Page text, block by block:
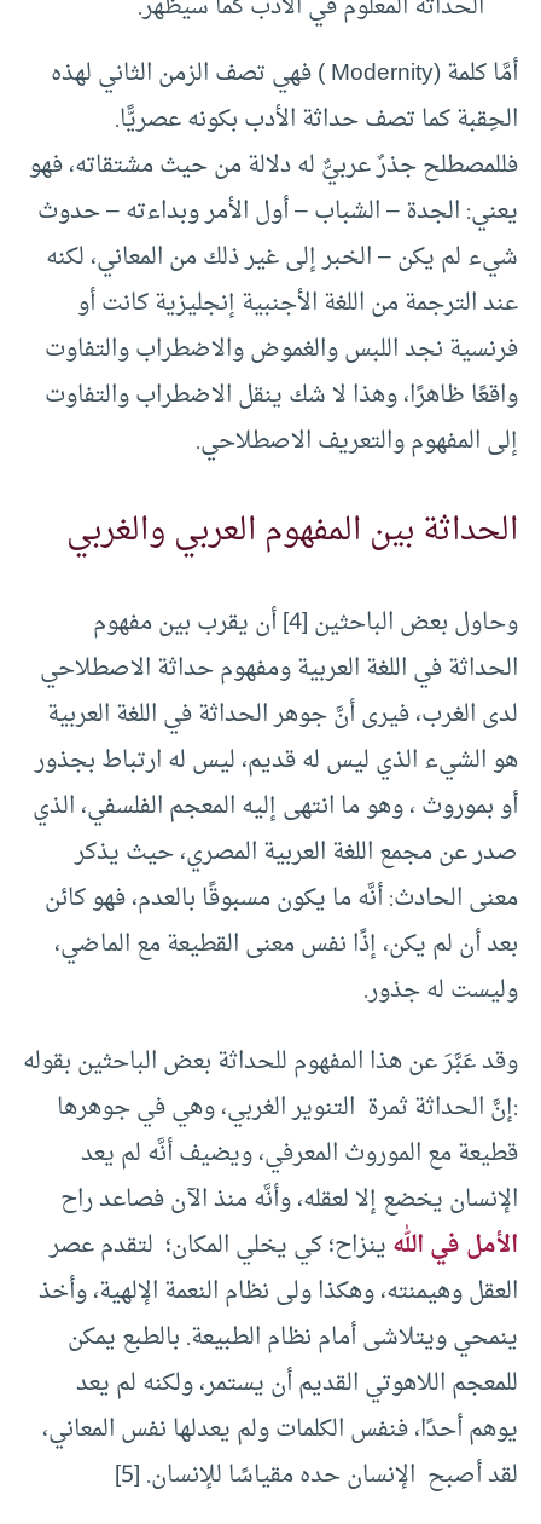
أمَّا كلمة (Modernity ) فهي تصف الزمن الثاني لهذه
الحِقبة كما تصف حداثة الأدب بكونه عصريًّا.
فللمصطلح جذرٌ عربيٌّ له دلالة من حيث مشتقاته، فهو
يعني: الجدة – الشباب – أول الأمر وبداءته – حدوث
شيء لم يكن – الخبر إلى غير ذلك من المعاني، لكنه
عند الترجمة من اللغة الأجنبية إنجليزية كانت أو
فرنسية نجد اللبس والغموض والاضطراب والتفاوت
واقعًا ظاهرًا، وهذا لا شك ينقل الاضطراب والتفاوت
إلى المفهوم والتعريف الاصطلاحي.
الحداثة بين المفهوم العربي والغربي
وحاول بعض الباحثين [4] أن يقرب بين مفهوم
الحداثة في اللغة العربية ومفهوم حداثة الاصطلاحي
لدى الغرب، فيرى أنَّ جوهر الحداثة في اللغة العربية
هو الشيء الذي ليس له قديم، ليس له ارتباط بجذور
أو بموروث ، وهو ما انتهى إليه المعجم الفلسفي، الذي
صدر عن مجمع اللغة العربية المصري، حيث يذكر
معنى الحادث: أنَّه ما يكون مسبوقًا بالعدم، فهو كائن
بعد أن لم يكن، إذًا نفس معنى القطيعة مع الماضي،
وليست له جذور.
وقد عَبَّرَ عن هذا المفهوم للحداثة بعض الباحثين بقوله
:إنَّ الحداثة ثمرة التنوير الغربي، وهي في جوهرها
قطيعة مع الموروث المعرفي، ويضيف أنَّه لم يعد
الإنسان يخضع إلا لعقله، وأنَّه منذ الآن فصاعد راح
الأمل في اللهينزاح؛ كي يخلي المكان؛ لتقدم عصر
العقل وهيمنته، وهكذا ولى نظام النعمة الإلهية، وأخذ
ينمحي ويتلاشى أمام نظام الطبيعة. بالطبع يمكن
للمعجم اللاهوتي القديم أن يستمر، ولكنه لم يعد
يوهم أحدًا، فنفس الكلمات ولم يعدلها نفس المعاني،
لقد أصبح الإنسان حده مقياسًا للإنسان. [5]